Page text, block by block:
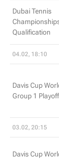
Dubai Tennis
Qualification
04.02, 18:10
Davis Cup
Group 1
03.02, 20:15
Davis Cup